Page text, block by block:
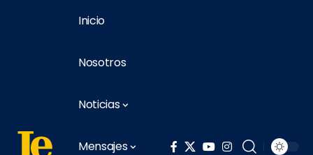
Inicio
Nosotros
Noticias
Mensajes